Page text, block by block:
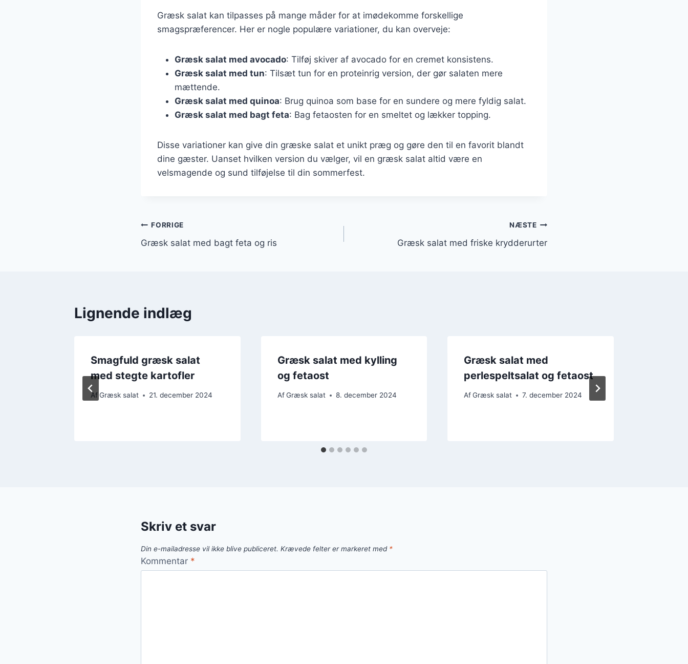
Græsk salat kan tilpasses på mange måder for at imødekomme forskellige
smagspræferencer. Her er nogle populære variationer, du kan overveje:
Græsk salat med avocado: Tilføj skiver af avocado for en cremet konsistens.
Græsk salat med tun: Tilsæt tun for en proteinrig version, der gør salaten mere
mættende.
Græsk salat med quinoa: Brug quinoa som base for en sundere og mere fyldig salat.
Græsk salat med bagt feta: Bag fetaosten for en smeltet og lækker topping.
Disse variationer kan give din græske salat et unikt præg og gøre den til en favorit blandt
dine gæster. Uanset hvilken version du vælger, vil en græsk salat altid være en
velsmagende og sund tilføjelse til din sommerfest.
Indlægsnavigation
FORRIGE
Græsk salat med bagt feta og ris
NÆSTE
Græsk salat med friske krydderurter
Lignende indlæg
Smagfuld græsk salat
med stegte kartofler
AfGræsk salat 21. december 2024
Græsk salat med kylling
og fetaost
Af Græsk salat 8. december 2024
Græsk salat med
perlespeltsalat og fetaost
Af Græsk salat 7. december 2024
Skriv et svar
Din e-mailadresse vil ikke blive publiceret. Krævede felter er markeret med *
Kommentar *